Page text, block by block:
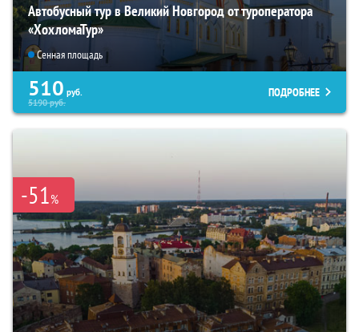
Автобусный тур в Великий Новгород от туроператора
«ХохломаТур»
Сенная площадь
510 руб.
5190руб.
ПОДРОБНЕЕ
-51%